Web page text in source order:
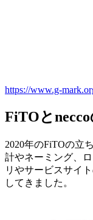
https://www.g-
FiTOと
2020年のFiTOの立
計やネーミング、
リやサービスサイ
してきました。